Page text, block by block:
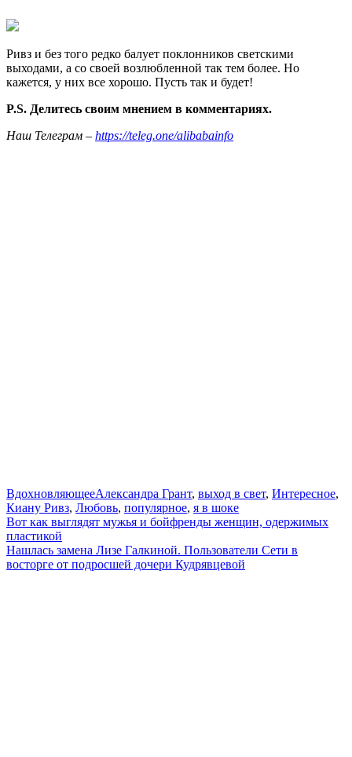
Ривз и без того редко балует поклонников светскими
выходами, а со своей возлюбленной так тем более. Но
кажется, у них все хорошо. Пусть так и будет!
P.S. Делитесь своим мнением в комментариях.
Наш Телеграм – https://teleg.one/alibabainfo
ВдохновляющееАлександра Грант, выход в свет, Интересное,
Киану Ривз, Любовь, популярное, я в шоке
Навигация
по
записям
Вот как выглядят мужья и бойфренды женщин, одержимых
пластикой
Нашлась замена Лизе Галкиной. Пользователи Сети в
восторге от подросшей дочери Кудрявцевой